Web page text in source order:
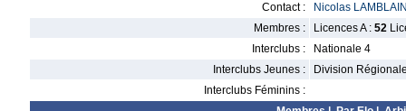
Contact :
Nicolas
Membres :
Licences A : 52
Interclubs :
Nationale 4
Interclubs Jeunes :
Division
Interclubs Féminins :